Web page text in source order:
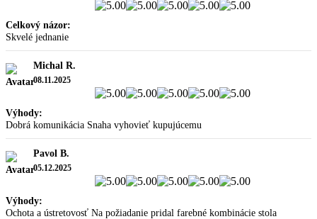
Celkový názor:
Skvelé jednanie
Michal R.
08.11.2025
Výhody:
Dobrá komunikácia Snaha vyhovieť kupujúcemu
Pavol B.
05.12.2025
Výhody:
Ochota a ústretovosť Na požiadanie pridal farebné kombinácie stola